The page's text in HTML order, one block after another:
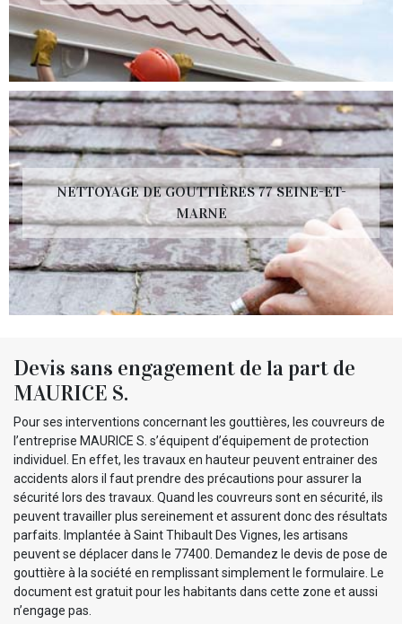
NETTOYAGE DE GOUTTIÈRES 77 SEINE-ET-
MARNE
Devis sans engagement de la part de
MAURICE S.
Pour ses interventions concernant les gouttières, les couvreurs de
l’entreprise MAURICE S. s’équipent d’équipement de protection
individuel. En effet, les travaux en hauteur peuvent entrainer des
accidents alors il faut prendre des précautions pour assurer la
sécurité lors des travaux. Quand les couvreurs sont en sécurité, ils
peuvent travailler plus sereinement et assurent donc des résultats
parfaits. Implantée à Saint Thibault Des Vignes, les artisans
peuvent se déplacer dans le 77400. Demandez le devis de pose de
gouttière à la société en remplissant simplement le formulaire. Le
document est gratuit pour les habitants dans cette zone et aussi
n’engage pas.